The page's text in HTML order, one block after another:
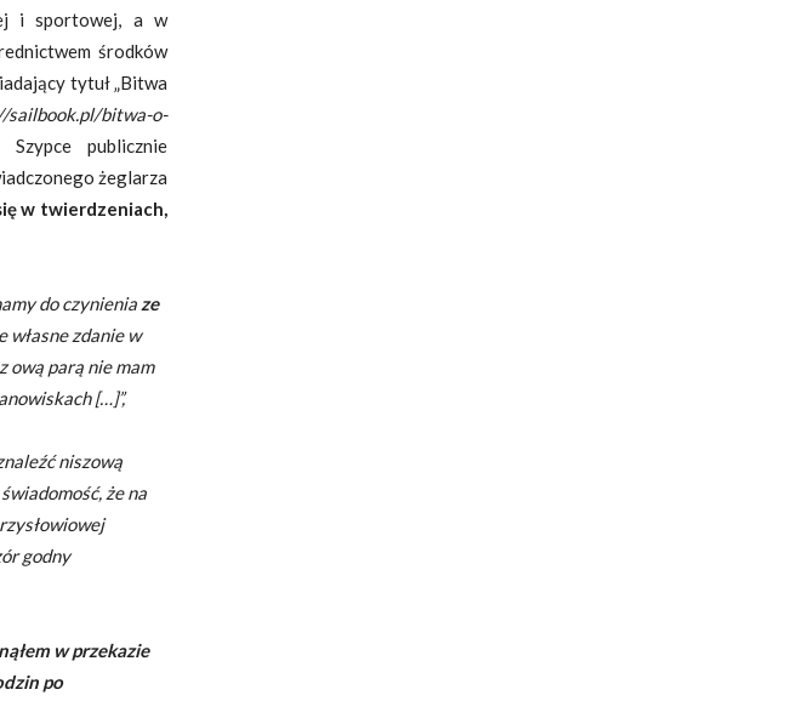
i sportowej, a w
środków
tytuł „Bitwa
sailbook.pl/bitwa-o-
publicznie
żeglarza
w twierdzeniach,
do czynienia ze
własne zdanie w
ową parą nie mam
[…]”,
niszową
że na
godny
w przekazie
po